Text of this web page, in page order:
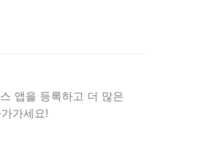
앱을 등록하고 더 많은
가세요!